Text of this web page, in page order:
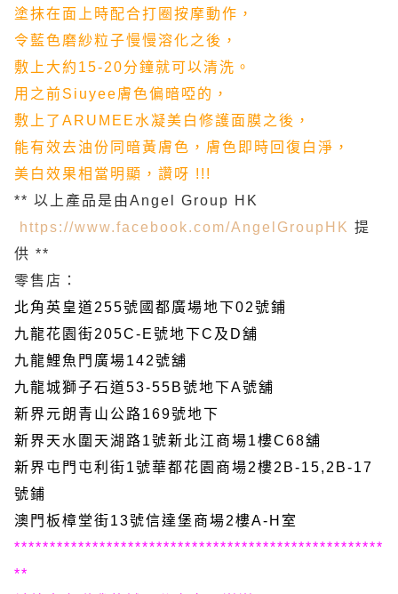
塗抹在面上時配合打圈按摩動作，
令藍色磨紗粒子慢慢溶化之後，
敷上大約15-20分鐘就可以清洗。
用之前Siuyee膚色偏暗啞的，
敷上了ARUMEE水凝美白修護面膜之後，
能有效去油份同暗黃膚色，膚色即時回復白淨，
美白效果相當明顯，讚呀 !!!
** 以上產品是由Angel Group HK
https://www.facebook.com/AngelGroupHK 提
供 **
零售店：
北角英皇道255號國都廣場地下02號鋪
九龍花園街205C-E號地下C及D舖
九龍鯉魚門廣場142號舖
九龍城獅子石道53-55B號地下A號舖
新界元朗青山公路169號地下
新界天水圍天湖路1號新北江商場1樓C68舖
新界屯門屯利街1號華都花園商場2樓2B-15,2B-17
號鋪
澳門板樟堂街13號信達堡商場2樓A-H室
****************************************************
**